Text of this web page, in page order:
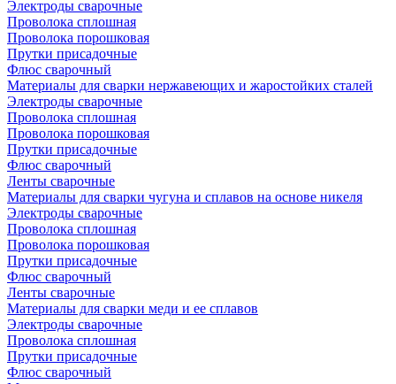
Электроды сварочные
Проволока сплошная
Проволока порошковая
Прутки присадочные
Флюс сварочный
Материалы для сварки нержавеющих и жаростойких сталей
Электроды сварочные
Проволока сплошная
Проволока порошковая
Прутки присадочные
Флюс сварочный
Ленты сварочные
Материалы для сварки чугуна и сплавов на основе никеля
Электроды сварочные
Проволока сплошная
Проволока порошковая
Прутки присадочные
Флюс сварочный
Ленты сварочные
Материалы для сварки меди и ее сплавов
Электроды сварочные
Проволока сплошная
Прутки присадочные
Флюс сварочный